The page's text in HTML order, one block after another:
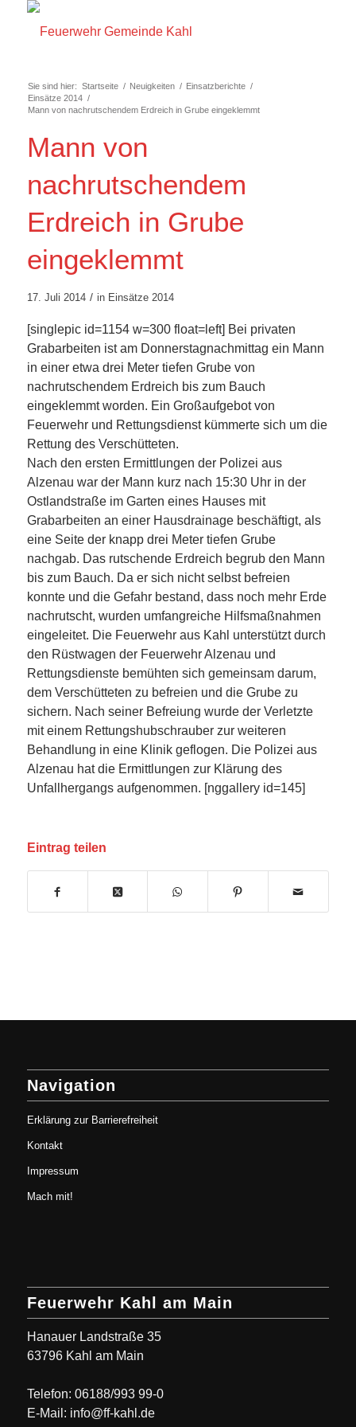
Sie sind hier: Startseite / Neuigkeiten / Einsatzberichte /
Einsätze 2014 /
Mann von nachrutschendem Erdreich in Grube eingeklemmt
Mann von
nachrutschendem
Erdreich in Grube
eingeklemmt
17. Juli 2014 / in Einsätze 2014
[singlepic id=1154 w=300 float=left] Bei privaten
Grabarbeiten ist am Donnerstagnachmittag ein Mann
in einer etwa drei Meter tiefen Grube von
nachrutschendem Erdreich bis zum Bauch
eingeklemmt worden. Ein Großaufgebot von
Feuerwehr und Rettungsdienst kümmerte sich um die
Rettung des Verschütteten.
Nach den ersten Ermittlungen der Polizei aus
Alzenau war der Mann kurz nach 15:30 Uhr in der
Ostlandstraße im Garten eines Hauses mit
Grabarbeiten an einer Hausdrainage beschäftigt, als
eine Seite der knapp drei Meter tiefen Grube
nachgab. Das rutschende Erdreich begrub den Mann
bis zum Bauch. Da er sich nicht selbst befreien
konnte und die Gefahr bestand, dass noch mehr Erde
nachrutscht, wurden umfangreiche Hilfsmaßnahmen
eingeleitet. Die Feuerwehr aus Kahl unterstützt durch
den Rüstwagen der Feuerwehr Alzenau und
Rettungsdienste bemühten sich gemeinsam darum,
dem Verschütteten zu befreien und die Grube zu
sichern. Nach seiner Befreiung wurde der Verletzte
mit einem Rettungshubschrauber zur weiteren
Behandlung in eine Klinik geflogen. Die Polizei aus
Alzenau hat die Ermittlungen zur Klärung des
Unfallhergangs aufgenommen. [nggallery id=145]
Eintrag teilen
Navigation
Erklärung zur Barrierefreiheit
Kontakt
Impressum
Mach mit!
Feuerwehr Kahl am Main
Hanauer Landstraße 35
63796 Kahl am Main
Telefon: 06188/993 99-0
E-Mail: info@ff-kahl.de